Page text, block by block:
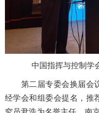
中国指挥与控制学
第二届专委会换届会议
经学会和组委会提名，推